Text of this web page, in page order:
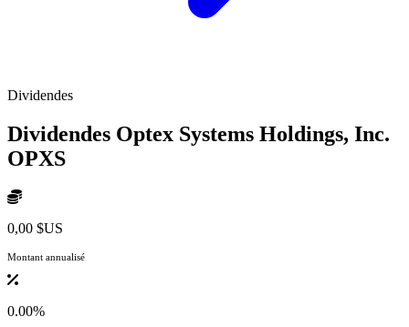
Dividendes
Dividendes Optex Systems Holdings, Inc.
OPXS
0,00 $US
Montant annualisé
0.00%